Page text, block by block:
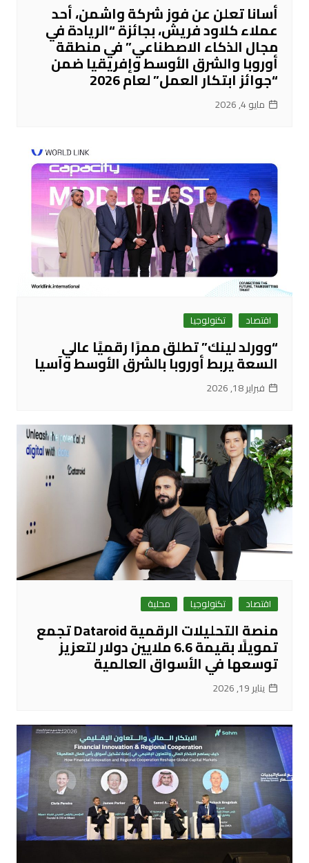
أسانا تعلن عن فوز شركة واشمن، أحد
عملاء كلاود فريش، بجائزة “الريادة في
مجال الذكاء الاصطناعي” في منطقة
أوروبا والشرق الأوسط وإفريقيا ضمن
“جوائز ابتكار العمل” لعام 2026
مايو 4, 2026
اقتصاد تكنولوجيا
“وورلد لينك” تطلق ممرًا رقميًا عالي
السعة يربط أوروبا بالشرق الأوسط وآسيا
فبراير 18, 2026
اقتصاد تكنولوجيا محلية
منصة التحليلات الرقمية Dataroid تجمع
تمويلًا بقيمة 6.6 ملايين دولار لتعزيز
توسعها في الأسواق العالمية
يناير 19, 2026